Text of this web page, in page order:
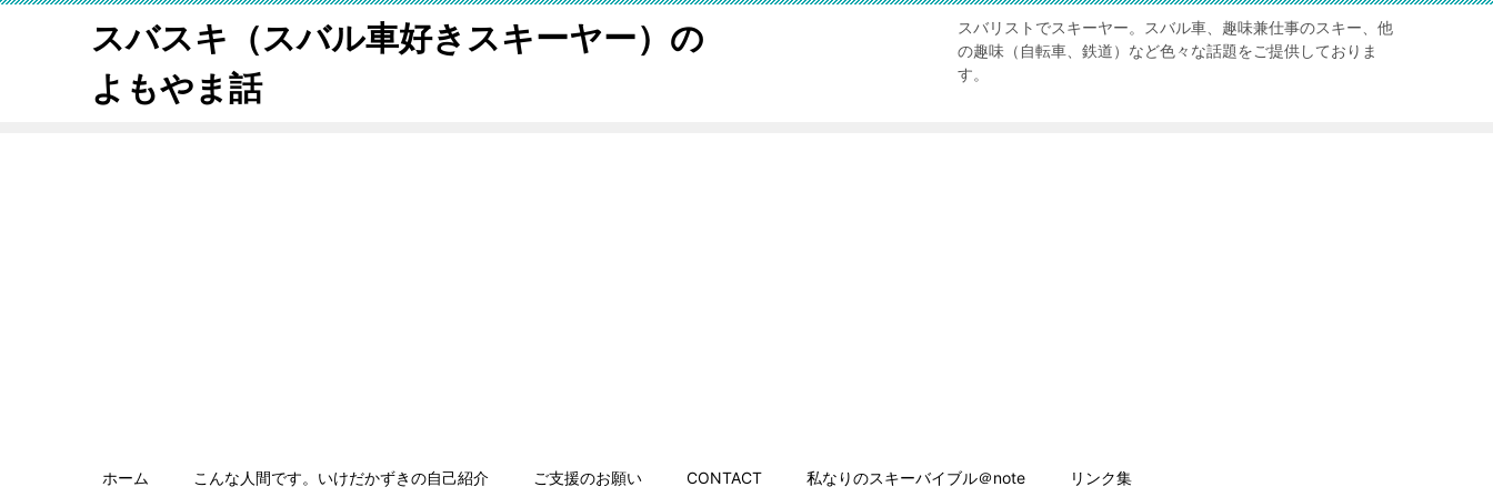
スバスキ（スバル車好きスキーヤー）の
よもやま話
スバリストでスキーヤー。スバル車、趣味兼仕事のスキー、他
の趣味（自転車、鉄道）など色々な話題をご提供しておりま
す。
ホーム こんな人間です。いけだかずきの自己紹介 ご支援のお願い CONTACT 私なりのスキーバイブル＠note リンク集